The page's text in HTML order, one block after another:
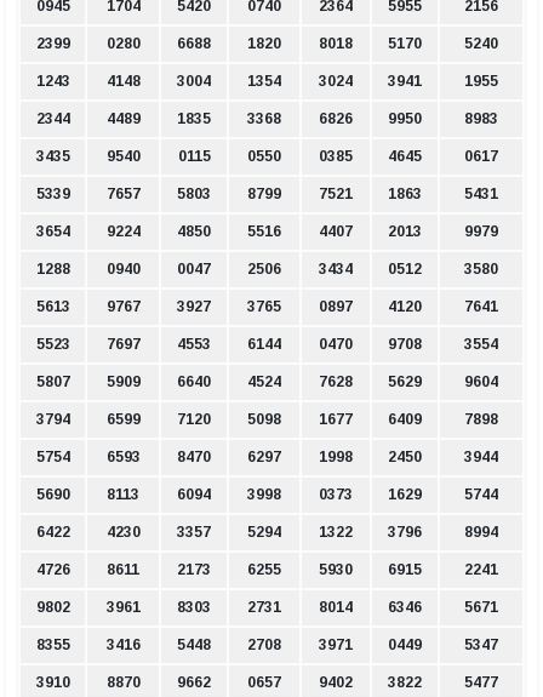
0945 1704 5420 0740 2364 5955 2156
2399 0280 6688 1820 8018 5170 5240
1243 4148 3004 1354 3024 3941 1955
2344 4489 1835 3368 6826 9950 8983
3435 9540 0115 0550 0385 4645 0617
5339 7657 5803 8799 7521 1863 5431
3654 9224 4850 5516 4407 2013 9979
1288 0940 0047 2506 3434 0512 3580
5613 9767 3927 3765 0897 4120 7641
5523 7697 4553 6144 0470 9708 3554
5807 5909 6640 4524 7628 5629 9604
3794 6599 7120 5098 1677 6409 7898
5754 6593 8470 6297 1998 2450 3944
5690 8113 6094 3998 0373 1629 5744
6422 4230 3357 5294 1322 3796 8994
4726 8611 2173 6255 5930 6915 2241
9802 3961 8303 2731 8014 6346 5671
8355 3416 5448 2708 3971 0449 5347
3910 8870 9662 0657 9402 3822 5477